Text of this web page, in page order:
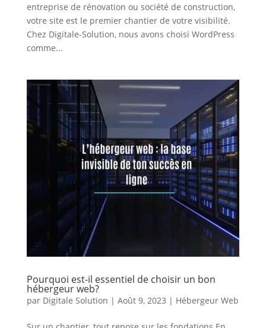
entreprise de rénovation ou société de construction,
votre site est le premier chantier de votre visibilité.
Chez Digitale-Solution, nous avons choisi WordPress
comme...
Pourquoi est-il essentiel de choisir un bon
hébergeur web?
par Digitale Solution | Août 9, 2023 | Hébergeur Web